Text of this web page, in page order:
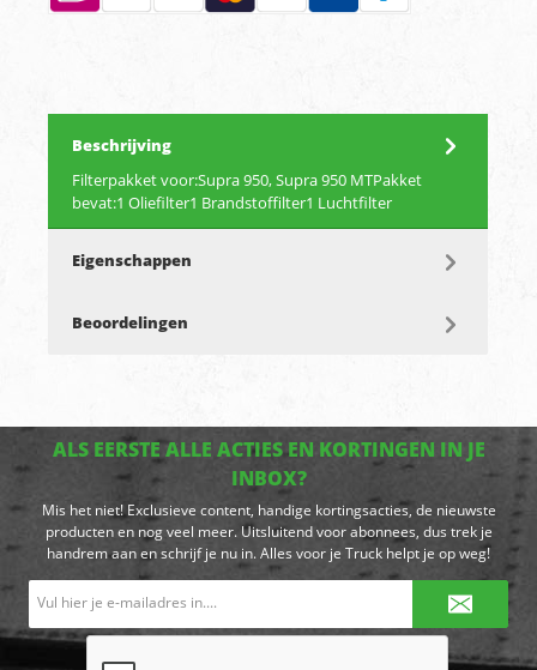
Beschrijving
Filterpakket voor:Supra 950, Supra 950 MTPakket
bevat:1 Oliefilter1 Brandstoffilter1 Luchtfilter
Eigenschappen
Beoordelingen
ALS EERSTE ALLE ACTIES EN KORTINGEN IN JE
INBOX?
Mis het niet! Exclusieve content, handige kortingsacties, de nieuwste
producten en nog veel meer. Uitsluitend voor abonnees, dus trek je
handrem aan en schrijf je nu in. Alles voor je Truck helpt je op weg!